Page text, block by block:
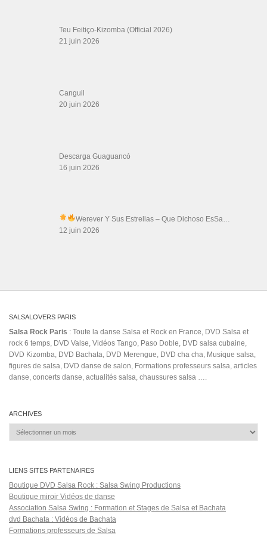
Teu Feitiço-Kizomba (Official 2026)
21 juin 2026
Canguil
20 juin 2026
Descarga Guaguancó
16 juin 2026
Werever Y Sus Estrellas – Que Dichoso EsSa…
12 juin 2026
SALSALOVERS PARIS
Salsa Rock Paris : Toute la danse Salsa et Rock en France, DVD Salsa et
rock 6 temps, DVD Valse, Vidéos Tango, Paso Doble, DVD salsa cubaine,
DVD Kizomba, DVD Bachata, DVD Merengue, DVD cha cha, Musique salsa,
figures de salsa, DVD danse de salon, Formations professeurs salsa, articles
danse, concerts danse, actualités salsa, chaussures salsa ….
ARCHIVES
Archives
LIENS SITES PARTENAIRES
Boutique DVD Salsa Rock : Salsa Swing Productions
Boutique miroir Vidéos de danse
Association Salsa Swing : Formation et Stages de Salsa et Bachata
dvd Bachata : Vidéos de Bachata
Formations professeurs de Salsa